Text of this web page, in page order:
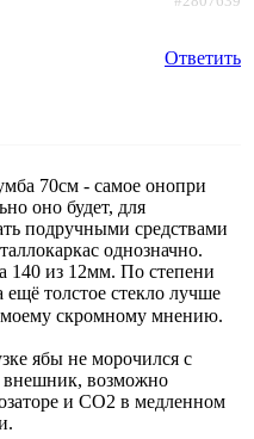
Ответить
70см - самое онопри
оно будет, для
подручными средствами
однозначно.
140 из 12мм. По степени
ещё толстое стекло лучше
моему скромному мнению.
ябы не морочился с
внешник, возможно
и СО2 в медленном